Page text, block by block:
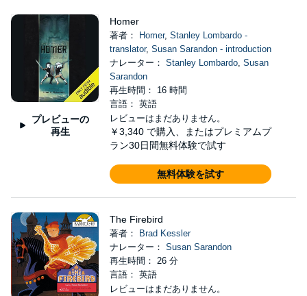
プレビューの
再生
Homer
著者： Homer, Stanley Lombardo -
translator, Susan Sarandon - introduction
ナレーター： Stanley Lombardo, Susan
Sarandon
再生時間： 16 時間
言語： 英語
レビューはまだありません。
￥3,340 で購入、またはプレミアムプ
ラン30日間無料体験で試す
無料体験を試す
The Firebird
著者：
Brad Kessler
ナレーター： Susan Sarandon
再生時間： 26 分
言語： 英語
レビューはまだありません。